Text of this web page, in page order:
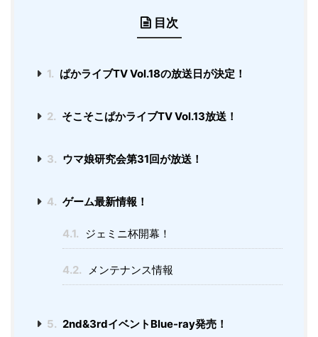
目次
1. ぱかライブTV Vol.18の放送日が決定！
2. そこそこぱかライブTV Vol.13放送！
3. ウマ娘研究会第31回が放送！
4. ゲーム最新情報！
4.1. ジェミニ杯開幕！
4.2. メンテナンス情報
5. 2nd&3rdイベントBlue-ray発売！